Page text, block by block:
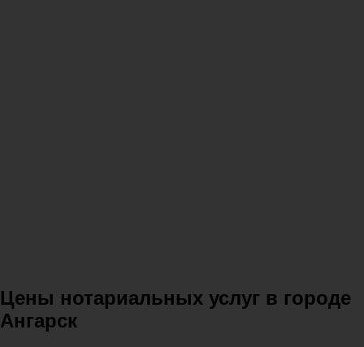
Цены нотариальных услуг в городе
Ангарск